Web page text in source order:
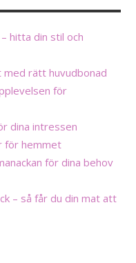
hitta din stil och
rätt huvudbonad
för
dina intressen
för hemmet
för dina behov
– så får du din mat att